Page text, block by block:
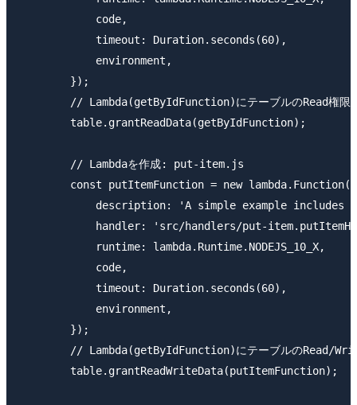
            code,
            timeout: Duration.seconds(60),
            environment,
        });
// Lambda(getByIdFunction)にテーブルのRead権限
        table.grantReadData(getByIdFunction);
        // Lambdaを作成: put-item.js
const putItemFunction = new
description: 'A simple example includes
handler: 'src/handlers/put-
            runtime: lambda.Runtime.NODEJS_10_X,
            code,
            timeout: Duration.seconds(60),
            environment,
        });
// Lambda(getByIdFunction)にテーブルのRead/
        table.grantReadWriteData(putItemFunction);